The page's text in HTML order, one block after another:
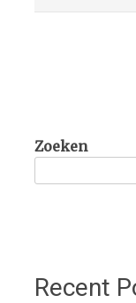
Zoeken
Recent